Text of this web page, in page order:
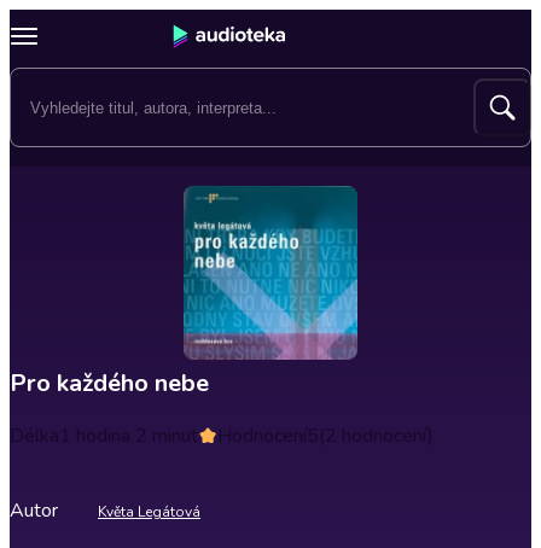
Pro každého nebe
Délka1 hodina 2 minut Hodnocení5(2 hodnocení)
Autor Květa Legátová